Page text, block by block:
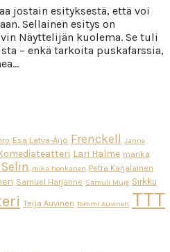
jostain esityksestä, että voi
Sellainen esitys on
Näyttelijän kuolema. Se tuli
– enkä tarkoita puskafarssia,
Esa Latva-Äijö Frenckell
Janne
Lari Halme marika
mika honkanen Petra Karjalainen
Samuel Harjanne Samuli Muje Sirkku
Teija Auvinen Tommi Auvinen TTT